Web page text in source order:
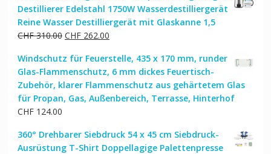
Destillierer Edelstahl 1750W Wasserdestilliergerät
Reine Wasser Destilliergerät mit Glaskanne 1,5
CHF310.00 Ursprünglicher
war:
CHF 310.00
CHF262.00Aktueller
ist:
CHF 262.00.
Windschutz für Feuerstelle, 435 x 170 mm, runder
Glas-Flammenschutz, 6 mm dickes Feuertisch-
Zubehör, klarer Flammenschutz aus gehärtetem Glas
für Propan, Gas, Außenbereich, Terrasse, Hinterhof
CHF124.00
360° Drehbarer Siebdruck 54 x 45 cm Siebdruck-
Ausrüstung T-Shirt Doppellagige Palettenpresse